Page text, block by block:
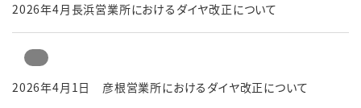
2026年4月長浜営業所におけるダイヤ改正について
2026年4月1日 彦根営業所におけるダイヤ改正について